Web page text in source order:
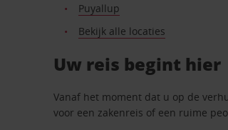
Puyallup
Bekijk alle locaties
Uw reis begint hier
Vanaf het moment dat u op de
voor een zakenreis of een ruime